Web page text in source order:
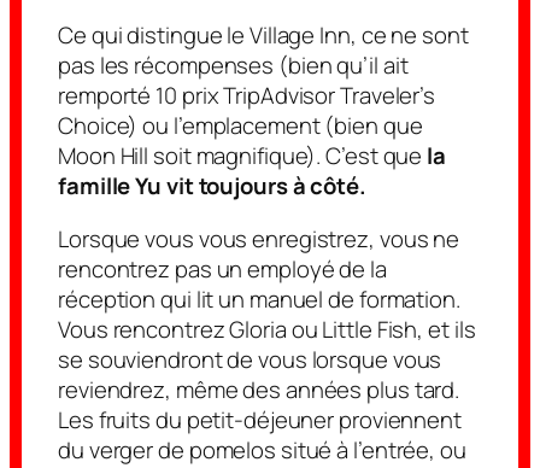
Ce qui distingue le Village Inn, ce ne sont
pas les récompenses (bien qu’il ait
remporté 10 prix TripAdvisor Traveler’s
Choice) ou l’emplacement (bien que
Moon Hill soit magnifique). C’est que la
famille Yu vit toujours à côté.
Lorsque vous vous enregistrez, vous ne
rencontrez pas un employé de la
réception qui lit un manuel de formation.
Vous rencontrez Gloria ou Little Fish, et ils
se souviendront de vous lorsque vous
reviendrez, même des années plus tard.
Les fruits du petit-déjeuner proviennent
du verger de pomelos situé à l’entrée, ou